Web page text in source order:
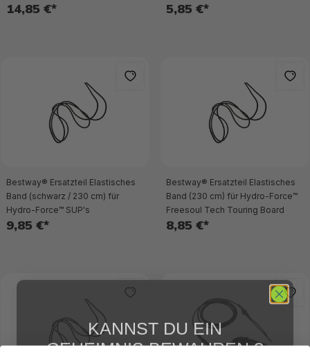
14,85 €* 5,85 €*
Bestway® Ersatzteil Elastisches
Band (schwarz / 230 cm) für
Hydro-Force™ SUP's
9,85 €*
Bestway® Ersatzteil Elastisches
Band (230 cm) für Hydro-Force™
Freesoul Tech Touring Board
8,85 €*
KANNST DU EIN
GEHEIMNIS BEWAHREN ?